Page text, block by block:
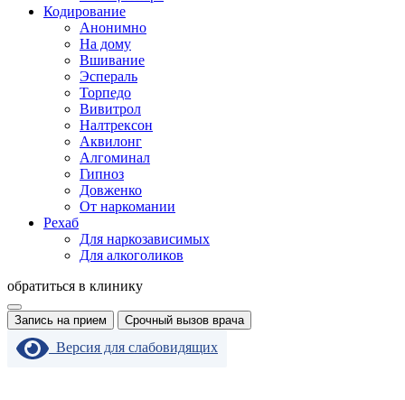
Кодирование
Анонимно
На дому
Вшивание
Эспераль
Торпедо
Вивитрол
Налтрексон
Аквилонг
Алгоминал
Гипноз
Довженко
От наркомании
Рехаб
Для наркозависимых
Для алкоголиков
обратиться в клинику
Запись на прием Срочный вызов врача
Версия для слабовидящих